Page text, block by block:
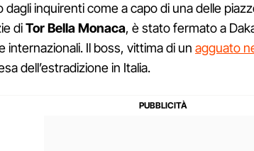
dagli inquirenti come a capo di una delle
diTor Bella Monaca, è stato fermato a
internazionali. Il boss, vittima di un agguato
dell’estradizione in Italia.